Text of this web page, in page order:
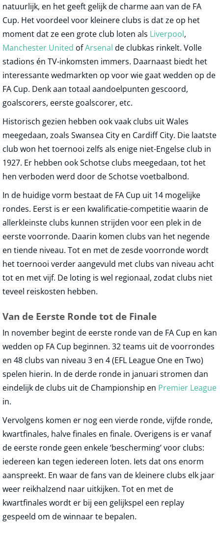
natuurlijk, en het geeft gelijk de charme aan van de FA
Cup. Het voordeel voor kleinere clubs is dat ze op het
moment dat ze een grote club loten als Liverpool,
Manchester United ofArsenal de clubkas rinkelt. Volle
stadions én TV-inkomsten immers. Daarnaast biedt het
interessante wedmarkten op voor wie gaat wedden op de
FA Cup. Denk aan totaal aandoelpunten gescoord,
goalscorers, eerste goalscorer, etc.
Historisch gezien hebben ook vaak clubs uit Wales
meegedaan, zoals Swansea City en Cardiff City. Die laatste
club won het toernooi zelfs als enige niet-Engelse club in
1927. Er hebben ook Schotse clubs meegedaan, tot het
hen verboden werd door de Schotse voetbalbond.
In de huidige vorm bestaat de FA Cup uit 14 mogelijke
rondes. Eerst is er een kwalificatie-competitie waarin de
allerkleinste clubs kunnen strijden voor een plek in de
eerste voorronde. Daarin komen clubs van het negende
en tiende niveau. Tot en met de zesde voorronde wordt
het toernooi verder aangevuld met clubs van niveau acht
tot en met vijf. De loting is wel regionaal, zodat clubs niet
teveel reiskosten hebben.
Van de Eerste Ronde tot de Finale
In november begint de eerste ronde van de FA Cup en kan
wedden op FA Cup beginnen. 32 teams uit de voorrondes
en 48 clubs van niveau 3 en 4 (EFL League One en Two)
spelen hierin. In de derde ronde in januari stromen dan
eindelijk de clubs uit de Championship en Premier League
in.
Vervolgens komen er nog een vierde ronde, vijfde ronde,
kwartfinales, halve finales en finale. Overigens is er vanaf
de eerste ronde geen enkele ‘bescherming’ voor clubs:
iedereen kan tegen iedereen loten. Iets dat ons enorm
aanspreekt. En waar de fans van de kleinere clubs elk jaar
weer reikhalzend naar uitkijken. Tot en met de
kwartfinales wordt er bij een gelijkspel een replay
gespeeld om de winnaar te bepalen.